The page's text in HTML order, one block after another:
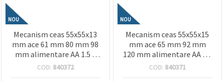
NOU
Mecanism ceas 55x55x13
mm ace 61 mm 80 mm 98
mm alimentare AA 1.5 V
(baterie)
COD: 840372
NOU
Mecanism ceas 55x55x15
mm ace 65 mm 92 mm
120 mm alimentare AA 1.5
V (baterie)
COD: 840371